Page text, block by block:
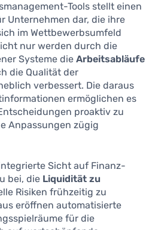
Tools stellt einen
Unternehmen dar, die ihre
im Wettbewerbsumfeld
nur werden durch die
Systeme die Arbeitsabläufe
die Qualität der
verbessert. Die daraus
ermöglichen es
proaktiv zu
Anpassungen zügig
Sicht auf Finanz-
bei, die Liquidität zu
Risiken frühzeitig zu
eröffnen automatisierte
für die